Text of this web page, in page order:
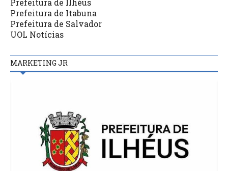
Prefeitura de Ilhéus
Prefeitura de Itabuna
Prefeitura de Salvador
UOL Notícias
MARKETING JR